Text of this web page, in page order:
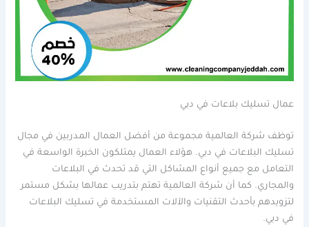
عمال تسليك بلاعات في دبي
توظف شركة العالمية مجموعة من أفضل العمال المدربين في مجال
تسليك البلاعات في دبي. هؤلاء العمال يمتلكون الخبرة الواسعة في
التعامل مع جميع أنواع المشاكل التي قد تحدث في البلاعات
والمجاري. كما أن شركة العالمية تهتم بتدريب عمالها بشكل مستمر
لتزويدهم بأحدث التقنيات والآلات المستخدمة في تسليك البلاعات
في دبي.